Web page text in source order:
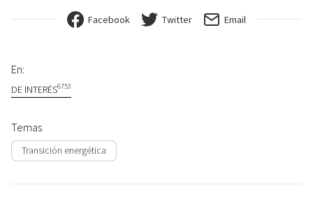
Facebook Twitter Email
En:
DE INTERÉS6753
Temas
Transición energética